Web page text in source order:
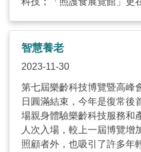
「糊仔」那麼簡單，而是讓
的美食體驗；在疫情後的新
展示服務使用者可運用安裝
在機構單位的治療師互動。
智慧養老
2023-11-30
第七屆樂齡科技博覽暨高峰
日圓滿結束，今年是復常後
場親身體驗樂齡科技服務和
人次入場，較上一屆博覽增
照顧者外，也吸引了許多年